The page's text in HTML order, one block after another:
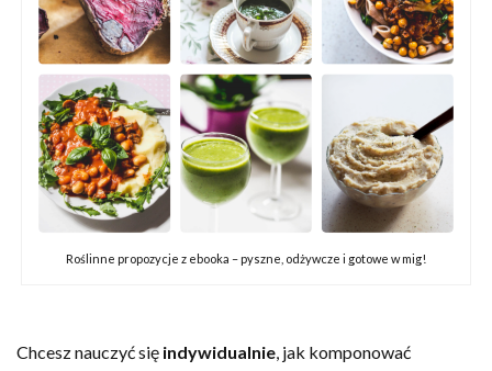
Roślinne propozycje z ebooka – pyszne, odżywcze i gotowe w mig!
Chcesz nauczyć się indywidualnie , jak komponować